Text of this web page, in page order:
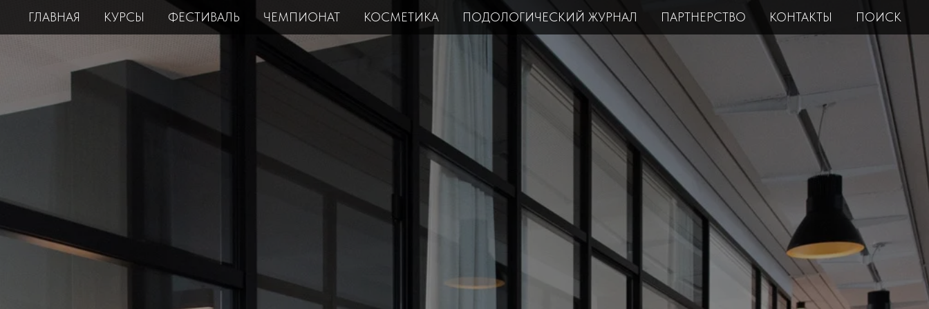
ГЛАВНАЯ КУРСЫ ФЕСТИВАЛЬ ЧЕМПИОНАТ КОСМЕТИКА ПОДОЛОГИЧЕСКИЙ ЖУРНАЛ ПАРТНЕРСТВО КОНТАКТЫ ПОИСК